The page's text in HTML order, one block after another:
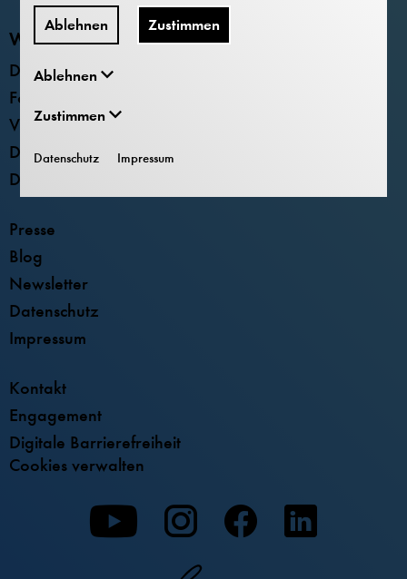
Weitere Standorte
Deutsches Museum - Museumsinsel
Forum der Zukunft
Verkehrszentrum
Deutsches Museum Nürnberg
Deutsches Museum Bonn
Presse
Blog
Newsletter
Datenschutz
Impressum
Kontakt
Engagement
Digitale Barrierefreiheit
Cookies verwalten
Zu
unserer
Youtube-
Zu
unserer
Instagram-
Zu
unserer
Ablehnen Zustimmen
Ablehnen
Zustimmen
Datenschutz Impressum